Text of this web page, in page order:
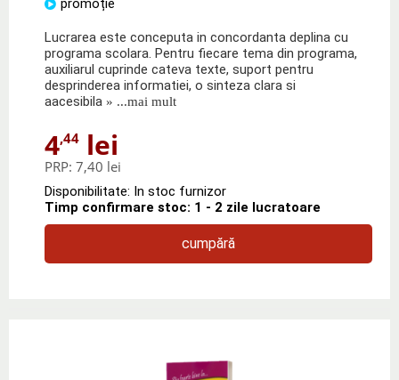
Lucrarea este conceputa in concordanta deplina cu
programa scolara. Pentru fiecare tema din programa,
auxiliarul cuprinde cateva texte, suport pentru
desprinderea informatiei, o sinteza clara si
aacesibila » ...mai mult
4,44 lei
PRP: 7,40 lei
Disponibilitate: In stoc furnizor
Timp confirmare stoc: 1 - 2 zile lucratoare
cumpără